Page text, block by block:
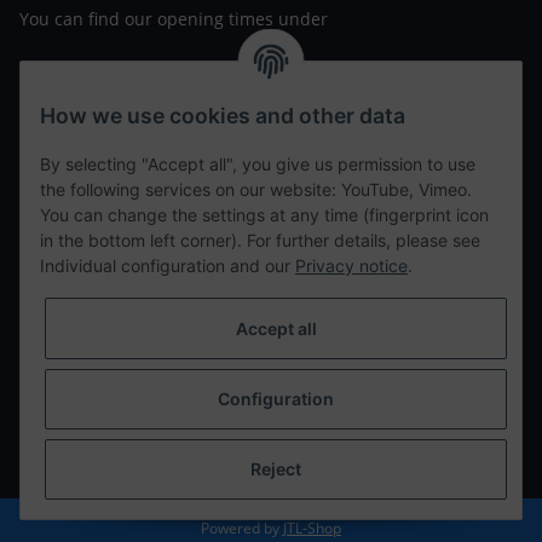
You can find our opening times under
https://www.wannavapor.de/Filialen
your personal site
contact details
tweet
teilen
Withdraw from contract
shipping fees
Powered by JTL-Shop
How we use cookies and other data
By selecting "Accept all", you give us permission to use
the following services on our website: YouTube, Vimeo.
You can change the settings at any time (fingerprint icon
in the bottom left corner). For further details, please see
Individual configuration and our Privacy notice.
Accept all
Configuration
Reject